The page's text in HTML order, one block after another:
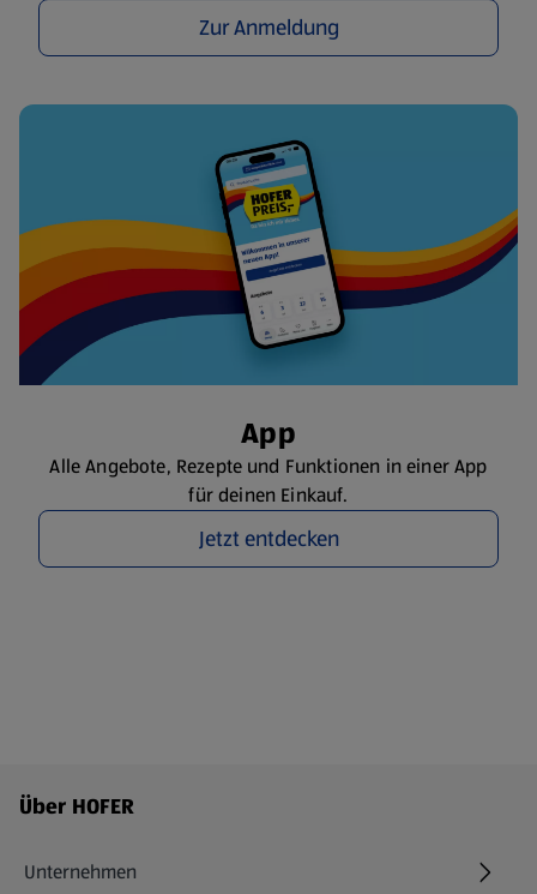
Zur Anmeldung
App
Alle Angebote, Rezepte und Funktionen in einer App
für deinen Einkauf.
Jetzt entdecken
Fußzeilenmenü - weitere Links
Über HOFER
Unternehmen